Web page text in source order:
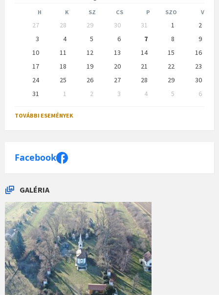
Month
Month
H K SZ CS P SZO V
calendar
27 28 29 30 31 1
2
3
4 5 6 7 8
9
10
11 12 13 14 15
16
17
18 19 20 21 22
23
24
25 26 27 28 29
30
31
1 2 3 4 5
6
to
calendar
TOVÁBBI ESEMÉNYEK
Facebook
GALÉRIA